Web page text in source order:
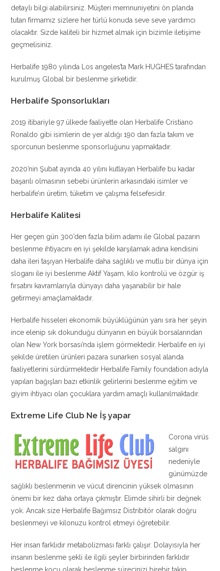
detaylı bilgi alabilirsiniz. Müşteri memnuniyetini ön planda
tutan firmamız sizlere her türlü konuda seve seve yardımcı
olacaktır. Sizde kaliteli bir hizmet almak için bizimle iletişime
geçmelisiniz.
Herbalife 1980 yılında Los angeles’ta Mark HUGHES tarafından
kurulmuş Global bir beslenme şirketidir.
Herbalife Sponsorlukları
2019 itibariyle 97 ülkede faaliyette olan Herbalife Cristiano
Ronaldo gibi isimlerin de yer aldığı 190 dan fazla takım ve
sporcunun beslenme sponsorluğunu yapmaktadır.
2020’nin Şubat ayında 40 yılını kutlayan Herbalife bu kadar
başarılı olmasının sebebi ürünlerin arkasındaki isimler ve
herbalife’ın üretim, tüketim ve çalışma felsefesidir.
Herbalife Kalitesi
Her geçen gün 300’den fazla bilim adamı ile Global pazarın
beslenme ihtiyacını en iyi şekilde karşılamak adına kendisini
daha ileri taşıyan Herbalife daha sağlıklı ve mutlu bir dünya için
sloganı ile iyi beslenme Aktif Yaşam, kilo kontrolü ve özgür iş
fırsatını kavramlarıyla dünyayı daha yaşanabilir bir hale
getirmeyi amaçlamaktadır.
Herbalife hisseleri ekonomik büyüklüğünün yanı sıra her şeyin
ince elenip sık dokunduğu dünyanın en büyük borsalarından
olan New York borsası’nda işlem görmektedir. Herbalife en iyi
şekilde üretilen ürünleri pazara sunarken sosyal alanda
faaliyetlerini sürdürmektedir Herbalife Family foundation adıyla
yapılan bağışları bazı etkinlik gelirlerini beslenme eğitim ve
giyim ihtiyacı olan çocuklara yardım amaçlı kullanılmaktadır.
Extreme Life Club Ne İş yapar
Corona virüs
salgını
nedeniyle
günümüzde
sağlıklı beslenmenin ve vücut direncinin yüksek olmasının
önemi bir kez daha ortaya çıkmıştır. Elimde sihirli bir değnek
yok. Ancak size Herbalife Bağımsız Distribitör olarak doğru
beslenmeyi ve kilonuzu kontrol etmeyi öğretebilir.
Her insan farklıdır metabolizması farklı çalışır. Dolayısıyla her
insanın beslenme şekli ile ilgili şeyler birbirinden farklıdır